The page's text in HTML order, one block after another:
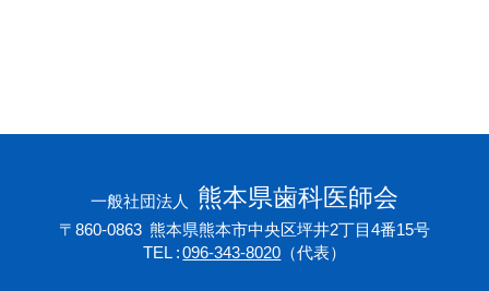
一般社団法人 熊本県歯科医師会
〒860-0863 熊本県熊本市中央区坪井2丁目4番15号
TEL
096-343-8020 （代表）